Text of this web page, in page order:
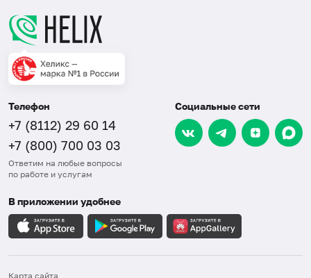
Телефон
+7 (8112) 29 60 14
+7 (800) 700 03 03
Ответим на любые вопросы
по работе и услугам
Социальные сети
В приложении удобнее
Карта сайта